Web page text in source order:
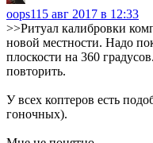
oops115 авг 2017 в 12:33
>>Ритуал калибровки
новой местности. Надо
плоскости на 360
повторить.
У всех коптеров есть
гоночных).